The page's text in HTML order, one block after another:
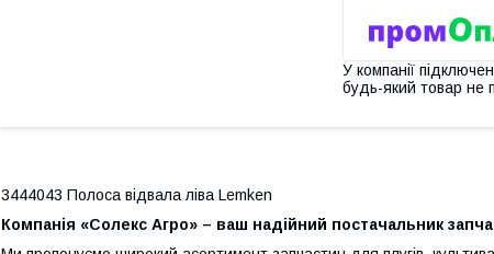
У компанії
будь-який товар не
3444043 Полоса відвала ліва Lemken
Компанія «Солекс Агро» – ваш надійний постачальник